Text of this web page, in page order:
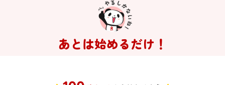
あとは始めるだけ！